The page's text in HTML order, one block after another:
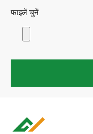
फाइलें चुनें